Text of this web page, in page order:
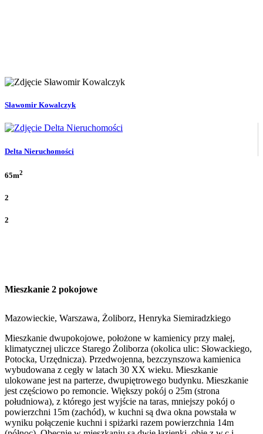
Sławomir Kowalczyk
Delta Nieruchomości
65m2
2
2
Mieszkanie 2 pokojowe
Mazowieckie, Warszawa, Żoliborz, Henryka Siemiradzkiego
Mieszkanie dwupokojowe, położone w kamienicy przy małej,
klimatycznej uliczce Starego Żoliborza (okolica ulic: Słowackiego,
Potocka, Urzędnicza). Przedwojenna, bezczynszowa kamienica
wybudowana z cegły w latach 30 XX wieku. Mieszkanie
ulokowane jest na parterze, dwupiętrowego budynku. Mieszkanie
jest częściowo po remoncie. Większy pokój o 25m (strona
południowa), z którego jest wyjście na taras, mniejszy pokój o
powierzchni 15m (zachód), w kuchni są dwa okna powstała w
wyniku połączenie kuchni i spiżarki razem powierzchnia 14m